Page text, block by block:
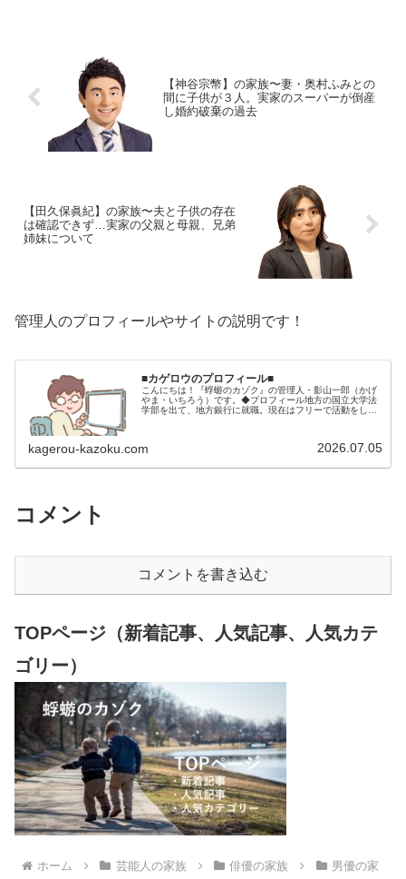
【神谷宗幣】の家族〜妻・奥村ふみとの
間に子供が３人。実家のスーパーが倒産
し婚約破棄の過去
【田久保眞紀】の家族〜夫と子供の存在
は確認できず…実家の父親と母親、兄弟
姉妹について
管理人のプロフィールやサイトの説明です！
■カゲロウのプロフィール■
こんにちは！『蜉蝣のカゾク』の管理人・影山一郎（かげ
やま・いちろう）です。◆プロフィール地方の国立大学法
学部を出て、地方銀行に就職。現在はフリーで活動をして
kagerou-kazoku.com 2026.07.05
コメント
コメントを書き込む
TOPページ（新着記事、人気記事、人気カテ
ゴリー）
ホーム 芸能人の家族 俳優の家族 男優の家